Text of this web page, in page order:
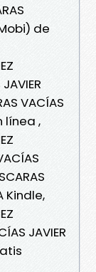
de
VACÍAS
línea ,
Kindle,
JAVIER